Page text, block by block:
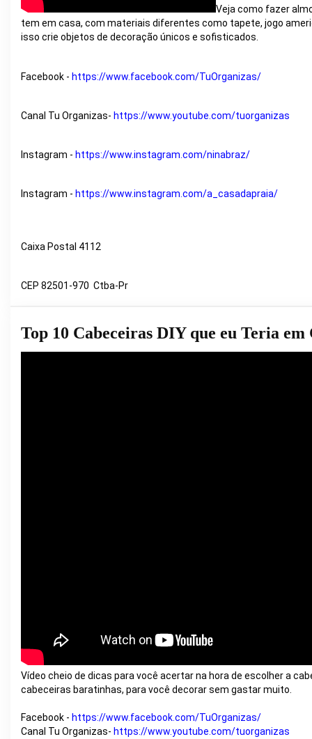
Veja como fazer
tem em casa, com materiais diferentes como tapete, jogo
isso crie objetos de decoração únicos e sofisticados.
Facebook - https://www.facebook.com/TuOrganizas/
Canal Tu Organizas- https://www.youtube.com/tuorganizas
Instagram - https://www.instagram.com/ninabraz/
Instagram - https://www.instagram.com/a_casadapraia/
Caixa Postal 4112
CEP 82501-970  Ctba-Pr
Top 10 Cabeceiras DIY que eu Teria em
Vídeo cheio de dicas para você acertar na hora de escolher a
cabeceiras baratinhas, para você decorar sem gastar muito.
Facebook - https://www.facebook.com/TuOrganizas/
Canal Tu Organizas- https://www.youtube.com/tuorganizas